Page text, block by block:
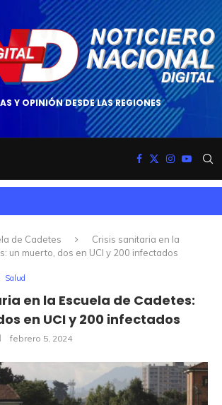
Y OPINIÓN DESDE LAS REGIONES
de Cadetes
Crisis sanitaria en la
un muerto, dos en UCI y 200 infectados
Salud
en la Escuela de Cadetes:
en UCI y 200 infectados
febrero 5, 2024